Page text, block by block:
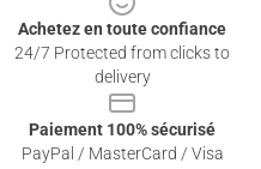
Achetez en toute confiance
24/7 Protected from clicks to
delivery
Paiement 100% sécurisé
PayPal / MasterCard / Visa